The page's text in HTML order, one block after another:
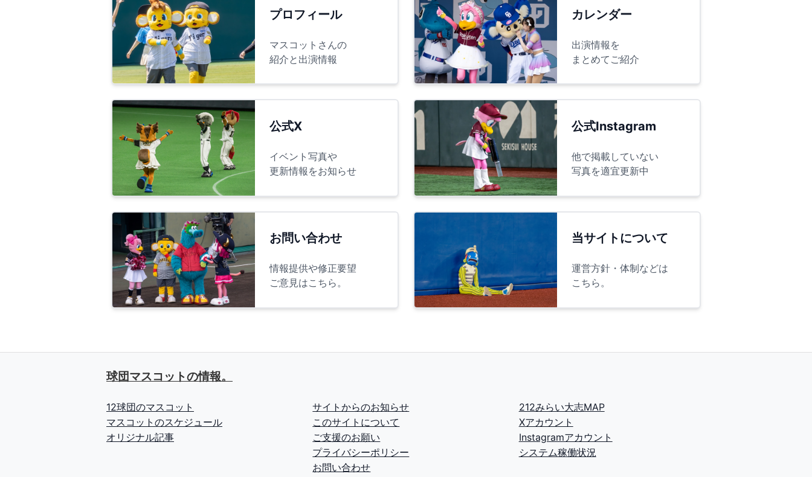
プロフィール
マスコットさんの
紹介と出演情報
カレンダー
出演情報を
まとめてご紹介
公式X
イベント写真や
更新情報をお知らせ
公式Instagram
他で掲載していない
写真を適宜更新中
お問い合わせ
情報提供や修正要望
ご意見はこちら。
当サイトについて
運営方針・体制などは
こちら。
球団マスコットの情報。
12球団のマスコット
マスコットのスケジュール
オリジナル記事
サイトからのお知らせ
このサイトについて
ご支援のお願い
プライバシーポリシー
お問い合わせ
212みらい大志MAP
Xアカウント
Instagramアカウント
システム稼働状況